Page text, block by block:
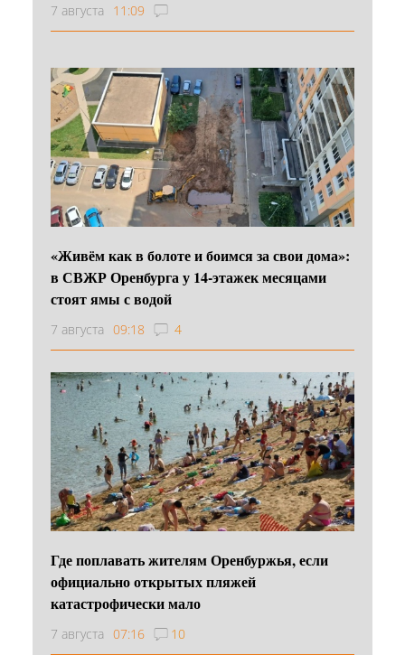
7 августа 11:09
«Живём как в болоте и боимся за свои дома»:
в СВЖР Оренбурга у 14-этажек месяцами
стоят ямы с водой
7 августа 09:18 4
Где поплавать жителям Оренбуржья, если
официально открытых пляжей
катастрофически мало
7 августа 07:16 10